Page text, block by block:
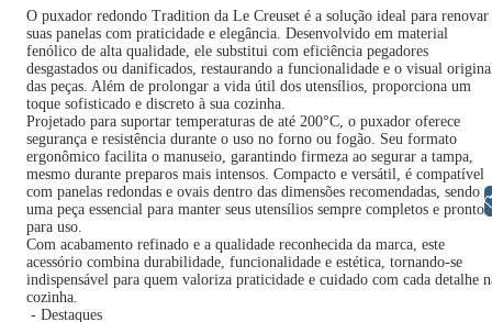
O puxador redondo Tradition da Le Creuset é a solução ideal para renovar
suas panelas com praticidade e elegância. Desenvolvido em material
fenólico de alta qualidade, ele substitui com eficiência pegadores
desgastados ou danificados, restaurando a funcionalidade e o visual
das peças. Além de prolongar a vida útil dos utensílios, proporciona um
toque sofisticado e discreto à sua cozinha.
Projetado para suportar temperaturas de até 200°C, o puxador oferece
segurança e resistência durante o uso no forno ou fogão. Seu formato
ergonômico facilita o manuseio, garantindo firmeza ao segurar a tampa,
mesmo durante preparos mais intensos. Compacto e versátil, é compatível
com panelas redondas e ovais dentro das dimensões recomendadas, sendo
uma peça essencial para manter seus utensílios sempre completos e prontos
para uso.
Com acabamento refinado e a qualidade reconhecida da marca, este
acessório combina durabilidade, funcionalidade e estética, tornando-se
indispensável para quem valoriza praticidade e cuidado com cada detalhe
cozinha.
- Destaques
Libras